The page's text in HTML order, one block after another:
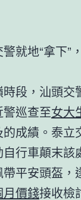
就地“拿下”
段，汕頭交
巡查至女大
成績。泰立
行車顛末該
平安頭盔，
月價錢接收檢